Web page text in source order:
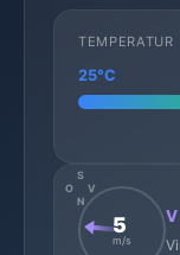
TEMPERATUR
25°C
N
S
O
V
5
m/s
V